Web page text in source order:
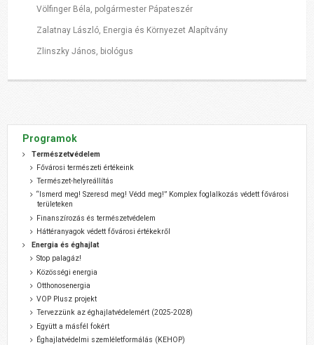
Völfinger Béla, polgármester Pápateszér
Zalatnay László, Energia és Környezet Alapítvány
Zlinszky János, biológus
Programok
Természetvédelem
Fővárosi természeti értékeink
Természet-helyreállítás
“Ismerd meg! Szeresd meg! Védd meg!” Komplex foglalkozás védett fővárosi
területeken
Finanszírozás és természetvédelem
Háttéranyagok védett fővárosi értékekről
Energia és éghajlat
Stop palagáz!
Közösségi energia
Otthonosenergia
VOP Plusz projekt
Tervezzünk az éghajlatvédelemért (2025-2028)
Együtt a másfél fokért
Éghajlatvédelmi szemléletformálás (KEHOP)